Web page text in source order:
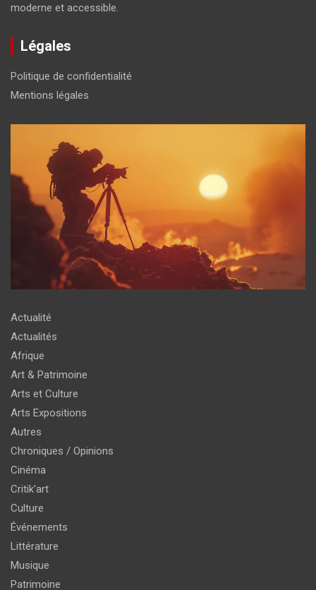
moderne et accessible.
Légales
Politique de confidentialité
Mentions légales
Actualité
Actualités
Afrique
Art & Patrimoine
Arts et Culture
Arts Expositions
Autres
Chroniques / Opinions
Cinéma
Critik'art
Culture
Événements
Littérature
Musique
Patrimoine